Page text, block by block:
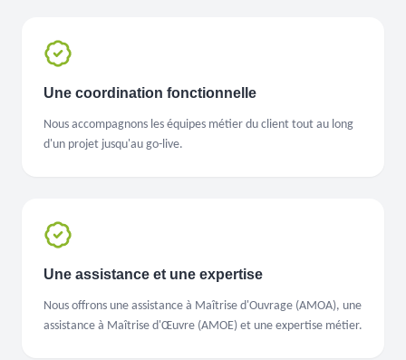
Une coordination fonctionnelle
Nous accompagnons les équipes métier du client tout au long
d'un projet jusqu'au go-live.
Une assistance et une expertise
Nous offrons une assistance à Maîtrise d'Ouvrage (AMOA), une
assistance à Maîtrise d'Œuvre (AMOE) et une expertise métier.